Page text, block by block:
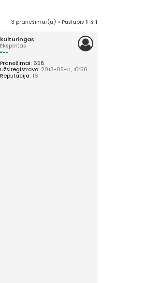
3 pranešimai(ų) • Puslapis 1 iš 1
kulturingas
Ekspertas
Pranešimai: 658
Užsiregistravo: 2013-05-11, 10:50
Reputacija: 16